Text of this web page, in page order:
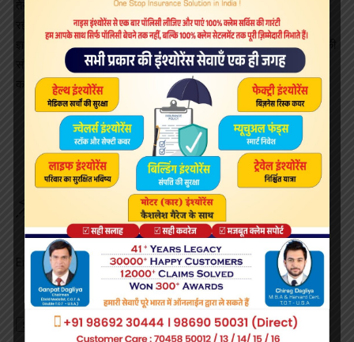
तेरापंथ महिला मंडल चेंबूर की सह संयोजिका जूली जी परमार की भी उपस्थिति
ज्ञानशाला जीतमल जॉन की संयोजिका विनीता जी हिरण , तेरापंथ महिला मंडल की
संयोजिका अंजू जी कोठारी का कार्यशाला में विशेष सहयोग रहा। जैन विद्या
कार्यशाला के संयोजक ने सभी का आभार ज्ञापित किया।
Sign Up For Daily Newsletter
Be keep up! Get the latest breaking news delivered
straight to your inbox.
Email address: